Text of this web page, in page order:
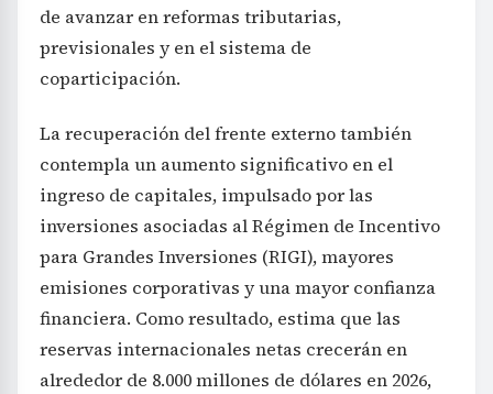
de avanzar en reformas tributarias,
previsionales y en el sistema de
coparticipación.
La recuperación del frente externo también
contempla un aumento significativo en el
ingreso de capitales, impulsado por las
inversiones asociadas al Régimen de Incentivo
para Grandes Inversiones (RIGI), mayores
emisiones corporativas y una mayor confianza
financiera. Como resultado, estima que las
reservas internacionales netas crecerán en
alrededor de 8.000 millones de dólares en 2026,